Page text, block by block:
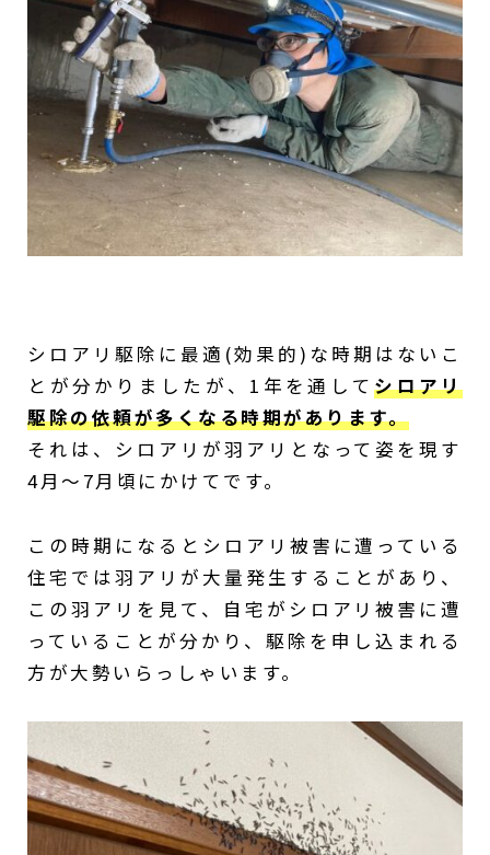
シロアリ駆除に最適(効果的)な時期はないこ
とが分かりましたが、1年を通してシロアリ
駆除の依頼が多くなる時期があります。
それは、シロアリが羽アリとなって姿を現す
4月～7月頃にかけてです。
この時期になるとシロアリ被害に遭っている
住宅では羽アリが大量発生することがあり、
この羽アリを見て、自宅がシロアリ被害に遭
っていることが分かり、駆除を申し込まれる
方が大勢いらっしゃいます。